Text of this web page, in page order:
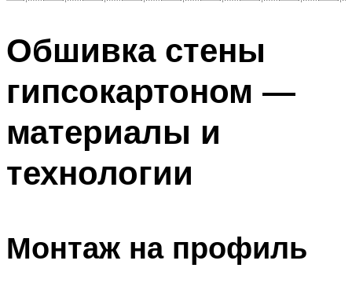
Обшивка стены
гипсокартоном —
материалы и
технологии
Монтаж на профиль